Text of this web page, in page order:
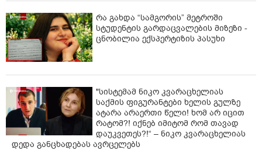
რა გახდა “სამგორის” მეტროში
სტუდენტის გარდაცვალების მიზეზი -
ცნობილია ექსპერტიზის პასუხი
"სისტემამ ნიკო კვარაცხელიას
საქმის ფიგურანტები ხელის გულზე
ატარა არაერთი წელი! ხომ არ იცით
რატომ?! იქნებ იმიტომ რომ თავად
დაუკვეთეს?!“ – ნიკო კვარაცხელიას
დედა განცხადებას ავრცელებს